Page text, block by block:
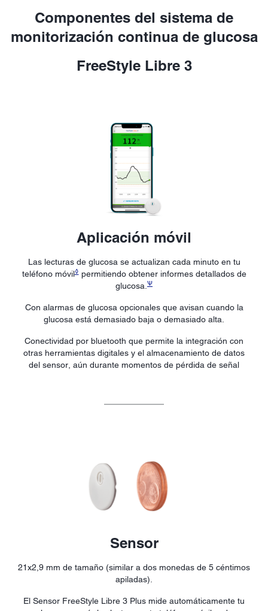
Componentes del sistema de
monitorización continua de glucosa
FreeStyle Libre 3
Aplicación móvil
Las lecturas de glucosa se actualizan cada minuto en tu
teléfono móvil◊permitiendo obtener informes detallados de
glucosa. Ѱ
Con alarmas de glucosa opcionales que avisan cuando la
glucosa está demasiado baja o demasiado alta.
Conectividad por bluetooth que permite la integración con
otras herramientas digitales y el almacenamiento de datos
del sensor, aún durante momentos de pérdida de señal
Sensor
21x2,9 mm de tamaño (similar a dos monedas de 5 céntimos
apiladas).
El Sensor FreeStyle Libre 3 Plus mide automáticamente tu